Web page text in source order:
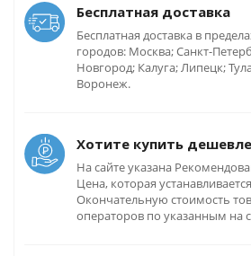
Бесплатная доставка
Бесплатная доставка в
городов: Москва; Санкт-
Новгород; Калуга; Липецк;
Воронеж.
Хотите купить
На сайте указана
Цена, которая
Окончательную стоимость
операторов по указанным на